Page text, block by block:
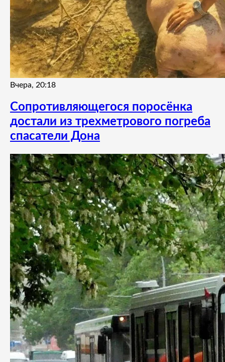
Вчера, 20:18
Сопротивляющегося поросёнка
достали из трехметрового погреба
спасатели Дона